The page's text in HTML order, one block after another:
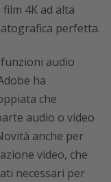
4K ad alta
perfetta.
audio
ha
che
audio o video
anche per
video, che
necessari per